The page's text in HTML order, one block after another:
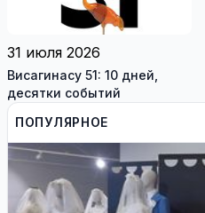
31 июля 2026
Висагинасу 51: 10 дней,
десятки событий
ПОПУЛЯРНОЕ